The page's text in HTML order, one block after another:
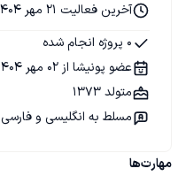
مهارت‌ها
آخرین فعالیت 21 مهر 1404
0 پروژه انجام شده
عضو پونیشا از 02 مهر 1404
متولد 1373
مسلط به انگلیسی و فارسی